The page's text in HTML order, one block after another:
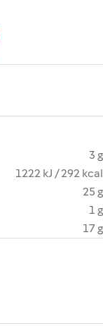
3 g
1222 kJ / 292 kcal
25 g
1 g
17 g